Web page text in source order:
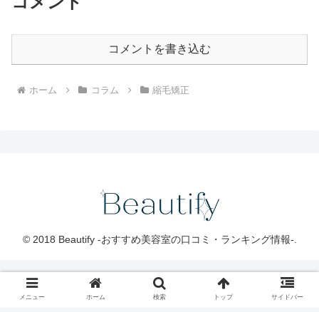
コメントを書き込む
ホーム コラム 縮毛矯正
© 2018 Beautify -おすすめ美容室の口コミ・ランキング情報-.
メニュー ホーム 検索 トップ サイドバー